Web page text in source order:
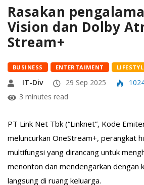
Rasakan
Vision dan Dolby
Stream+
BUSINESS ENTERTAIMENT
IT-Div 29 Sep 2025
3 minutes read
PT Link Net Tbk (“Linknet”, Kode
meluncurkan OneStream+, perangkat
multifungsi yang dirancang untuk
menonton dan mendengarkan dengan
langsung di ruang keluarga.